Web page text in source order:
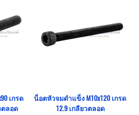
เกรด
ตลอด
น็อตหัวจมดำแข็ง M10x120 เกรด
12.9 เกลียวตลอด